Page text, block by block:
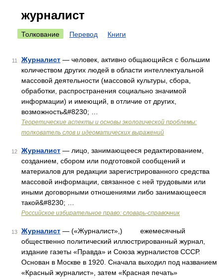
журналист
Толкование Перевод Книги
11 Журналист — человек, активно общающийся с большим
количеством других людей в области интеллектуальной
массовой деятельности (массовой культуры, сбора,
обработки, распространения социально значимой
информации) и имеющий, в отличие от других,
возможность&#8230; …
Теоретические аспекты и основы экологической проблемы:
толкователь слов и идеоматических выражений
12 Журналист — лицо, занимающееся редактированием,
созданием, сбором или подготовкой сообщений и
материалов для редакции зарегистрированного средства
массовой информации, связанное с ней трудовыми или
иными договорными отношениями либо занимающееся
такой&#8230; …
Российское избирательное право: словарь-справочник
13 Журналист — («Журналист»,) ежемесячный
общественно политический иллюстрированный журнал,
издание газеты «Правда» и Союза журналистов СССР.
Основан в Москве в 1920. Сначала выходил под названием
«Красный журналист», затем «Красная печать»